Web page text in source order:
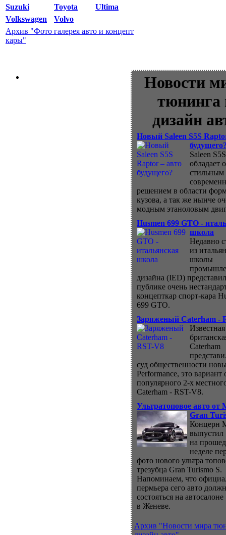
Suzuki
Toyota
Ultima
Volkswagen
Volvo
Архив "Фото галерея авто и концепт
кары"
Новости
тюнинга
дизайн
Новый Saleen S5S
Saleen
обладает
стильным
решением в области
кузова, а так же нынче
модным этаноловым
Husmen 699 GTO -
школа
Недавно
из
школы
дизайна (IED)
публике очень
концепткар спорт-кара
699 GTO.
Заряженый Caterham -
Известная
Caterham
суд общественности
Performance, это вариант
популярного 2-х
Caterham - RST-V8.
Ультратоповое авто от
Gran
Концерн
выпустил
на
неделе
фото нового ультра
трезубца Gran Turismo S.
Напоминаем, что
пермьера сего авто
состояться на автосалоне
в Женеве.
Архив "Новости мира